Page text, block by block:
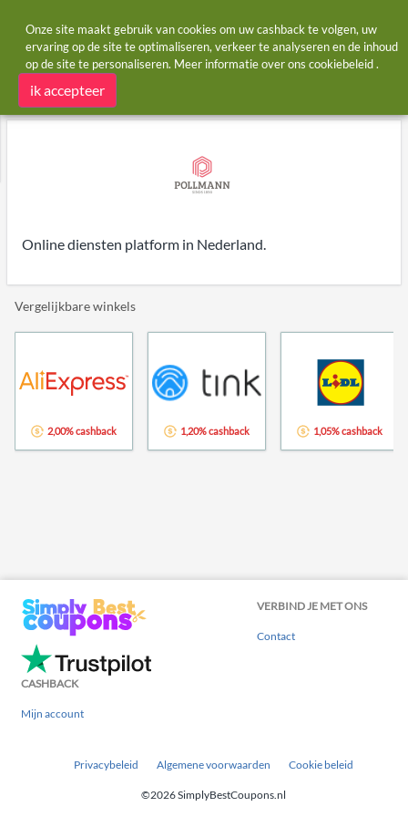
Startpagina Winkels Servies.nl
Servies.nl cashback
Online diensten platform in Nederland.
Vergelijkbare winkels
2,00% cashback 1,20% cashback 1,05% cashback
VERBIND JE MET ONS
Contact
CASHBACK
Mijn account
Privacybeleid Algemene voorwaarden Cookie beleid
©2026 SimplyBestCoupons.nl
Onze site maakt gebruik van cookies om uw cashback te volgen, uw
ervaring op de site te optimaliseren, verkeer te analyseren en de inhoud
op de site te personaliseren. Meer informatie over ons cookiebeleid.
ik accepteer